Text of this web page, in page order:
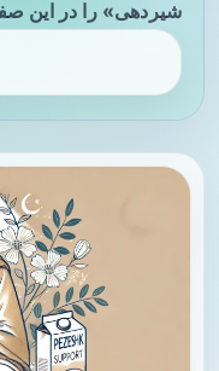
شیردهی» را در این